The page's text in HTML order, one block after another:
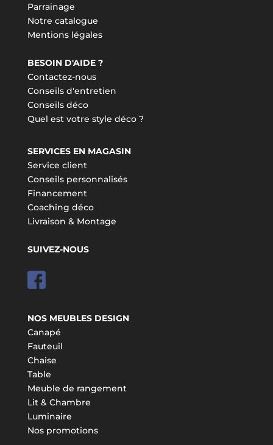
Parrainage
Notre catalogue
Mentions légales
BESOIN D'AIDE ?
Contactez-nous
Conseils d'entretien
Conseils déco
Quel est votre style déco ?
SERVICES EN MAGASIN
Service client
Conseils personnalisés
Financement
Coaching déco
Livraison & Montage
SUIVEZ-NOUS
NOS MEUBLES DESIGN
Canapé
Fauteuil
Chaise
Table
Meuble de rangement
Lit & Chambre
Luminaire
Nos promotions